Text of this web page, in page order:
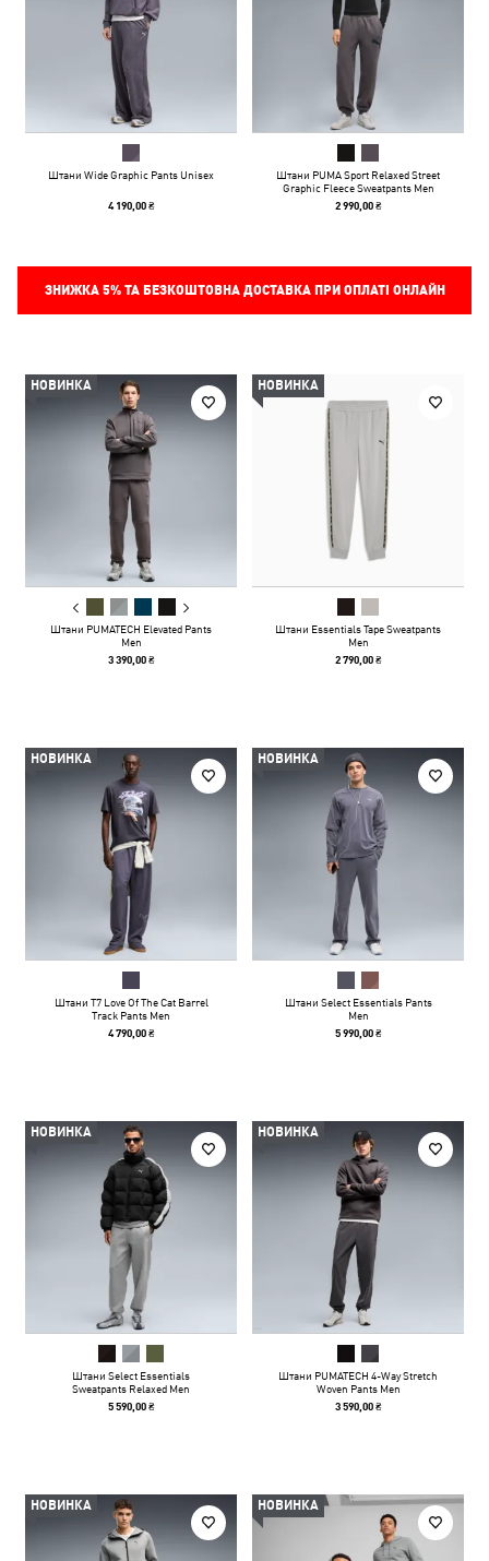
Штани Wide Graphic Pants Unisex
4 190,00 ₴
Штани PUMA Sport Relaxed Street
Graphic Fleece Sweatpants Men
2 990,00 ₴
ЗНИЖКА 5%ТА БЕЗКОШТОВНА ДОСТАВКА ПРИ ОПЛАТІ ОНЛАЙН
НОВИНКА
Штани PUMATECH Elevated Pants
Men
3 390,00 ₴
НОВИНКА
Штани Essentials Tape Sweatpants
Men
2 790,00 ₴
НОВИНКА
Штани T7 Love Of The Cat Barrel
Track Pants Men
4 790,00 ₴
НОВИНКА
Штани Select Essentials Pants
Men
5 990,00 ₴
НОВИНКА
Штани Select Essentials
Sweatpants Relaxed Men
5 590,00 ₴
НОВИНКА
Штани PUMATECH 4-Way Stretch
Woven Pants Men
3 590,00 ₴
НОВИНКА НОВИНКА